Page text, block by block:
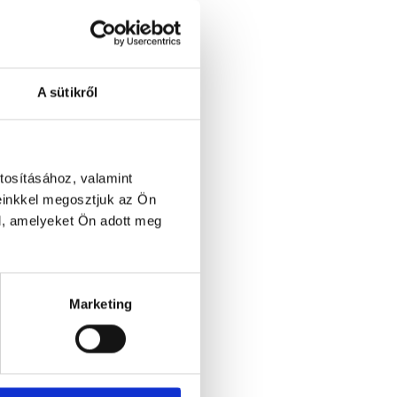
A sütikről
valamint
megosztjuk az Ön
amelyeket Ön adott meg
Marketing